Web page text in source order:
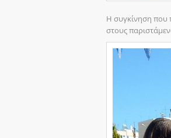
Η συγκίνηση που
στους